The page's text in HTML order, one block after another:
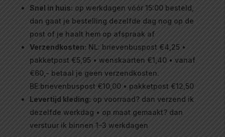
Snel in huis: op werkdagen vóór 15:00 besteld,
dan gaat je bestelling dezelfde dag nog op de
post of je haalt hem op afspraak af
Verzendkosten: NL: brievenbuspost €4,25 •
pakketpost €5,95 • wenskaarten €1,40 • vanaf
€60,- betaal je geen verzendkosten.
BE:brievenbuspost €10,00 • pakketpost €12,50
Levertijd kleding: op voorraad? dan verzend ik
dezelfde werkdag • op maat gemaakt? dan
verstuur ik binnen 1–3 werkdagen